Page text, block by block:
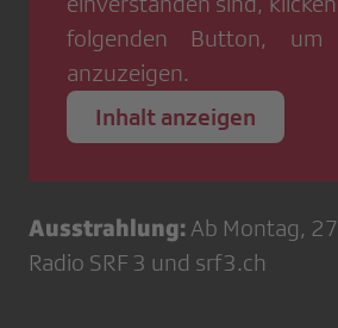
folgenden Button, um
anzuzeigen.
Inhalt anzeigen
Ausstrahlung: Ab Montag,
Radio SRF 3 und srf3.ch